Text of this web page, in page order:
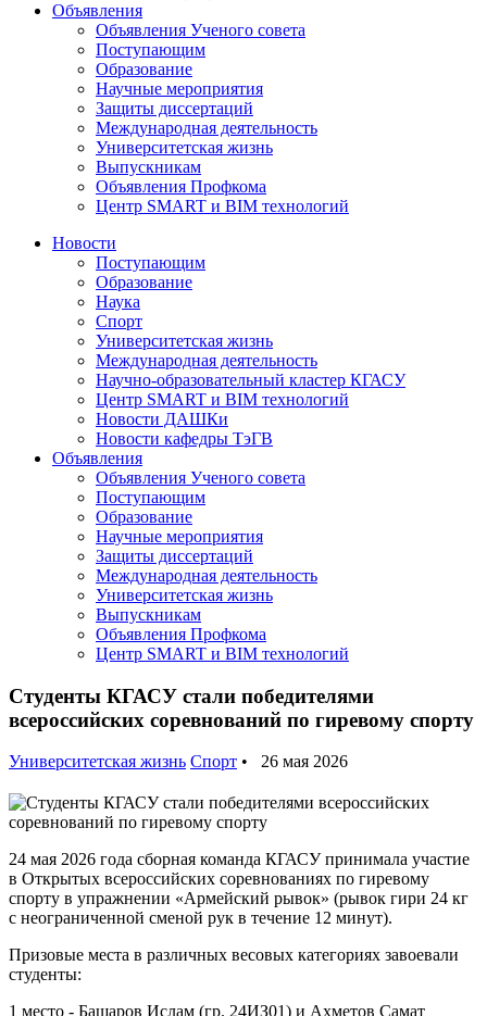
Объявления
Объявления Ученого совета
Поступающим
Образование
Научные мероприятия
Защиты диссертаций
Международная деятельность
Университетская жизнь
Выпускникам
Объявления Профкома
Центр SMART и BIM технологий
Новости
Поступающим
Образование
Наука
Спорт
Университетская жизнь
Международная деятельность
Научно-образовательный кластер КГАСУ
Центр SMART и BIM технологий
Новости ДАШКи
Новости кафедры ТэГВ
Объявления
Объявления Ученого совета
Поступающим
Образование
Научные мероприятия
Защиты диссертаций
Международная деятельность
Университетская жизнь
Выпускникам
Объявления Профкома
Центр SMART и BIM технологий
Студенты КГАСУ стали победителями
всероссийских соревнований по гиревому спорту
Университетская жизнь Спорт • 26 мая 2026
24 мая 2026 года сборная команда КГАСУ принимала участие
в Открытых всероссийских соревнованиях по гиревому
спорту в упражнении «Армейский рывок» (рывок гири 24 кг
с неограниченной сменой рук в течение 12 минут).
Призовые места в различных весовых категориях завоевали
студенты:
1 место - Башаров Ислам (гр. 24ИЗ01) и Ахметов Самат